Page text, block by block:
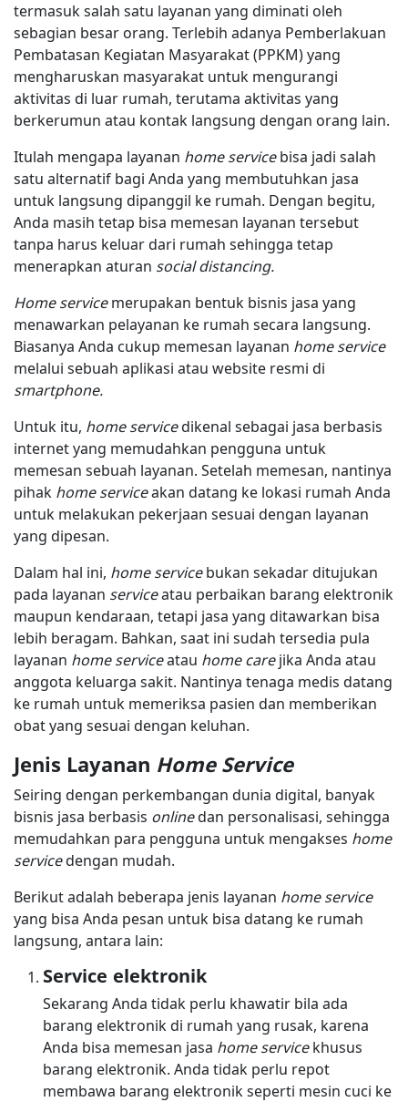
termasuk salah satu layanan yang diminati oleh
sebagian besar orang. Terlebih adanya Pemberlakuan
Pembatasan Kegiatan Masyarakat (PPKM) yang
mengharuskan masyarakat untuk mengurangi
aktivitas di luar rumah, terutama aktivitas yang
berkerumun atau kontak langsung dengan orang lain.
Itulah mengapa layanan home servicebisa jadi salah
satu alternatif bagi Anda yang membutuhkan jasa
untuk langsung dipanggil ke rumah. Dengan begitu,
Anda masih tetap bisa memesan layanan tersebut
tanpa harus keluar dari rumah sehingga tetap
menerapkan aturan social distancing.
Home servicemerupakan bentuk bisnis jasa yang
menawarkan pelayanan ke rumah secara langsung.
Biasanya Anda cukup memesan layanan home service
melalui sebuah aplikasi atau website resmi di
smartphone.
Untuk itu, home servicedikenal sebagai jasa berbasis
internet yang memudahkan pengguna untuk
memesan sebuah layanan. Setelah memesan, nantinya
pihak home serviceakan datang ke lokasi rumah Anda
untuk melakukan pekerjaan sesuai dengan layanan
yang dipesan.
Dalam hal ini, home servicebukan sekadar ditujukan
pada layanan serviceatau perbaikan barang elektronik
maupun kendaraan, tetapi jasa yang ditawarkan bisa
lebih beragam. Bahkan, saat ini sudah tersedia pula
layanan home serviceatau home carejika Anda atau
anggota keluarga sakit. Nantinya tenaga medis datang
ke rumah untuk memeriksa pasien dan memberikan
obat yang sesuai dengan keluhan.
Jenis Layanan Home Service
Seiring dengan perkembangan dunia digital, banyak
bisnis jasa berbasis onlinedan personalisasi, sehingga
memudahkan para pengguna untuk mengakses home
servicedengan mudah.
Berikut adalah beberapa jenis layanan home service
yang bisa Anda pesan untuk bisa datang ke rumah
langsung, antara lain:
Service elektronik
Sekarang Anda tidak perlu khawatir bila ada
barang elektronik di rumah yang rusak, karena
Anda bisa memesan jasa home servicekhusus
barang elektronik. Anda tidak perlu repot
membawa barang elektronik seperti mesin cuci ke